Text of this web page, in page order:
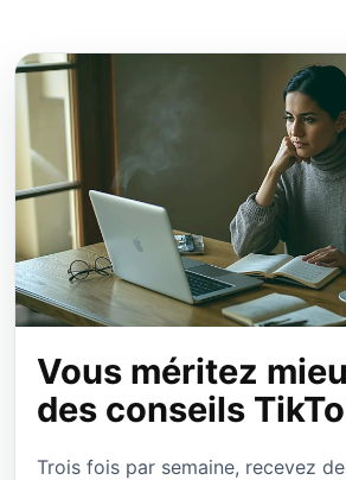
Vous méritez
des conseils
Trois fois par semaine, recevez